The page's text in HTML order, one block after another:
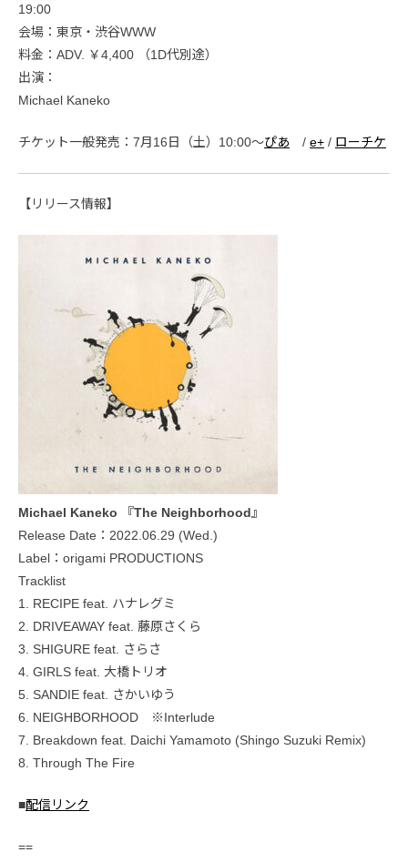
19:00
会場：東京・渋谷WWW
料金：ADV. ￥4,400 （1D代別途）
出演：
Michael Kaneko
チケット一般発売：7月16日（土）10:00〜ぴあ / e+ / ローチケ
【リリース情報】
Michael Kaneko 『The Neighborhood』
Release Date：2022.06.29 (Wed.)
Label：origami PRODUCTIONS
Tracklist
1. RECIPE feat. ハナレグミ
2. DRIVEAWAY feat. 藤原さくら
3. SHIGURE feat. さらさ
4. GIRLS feat. 大橋トリオ
5. SANDIE feat. さかいゆう
6. NEIGHBORHOOD ※Interlude
7. Breakdown feat. Daichi Yamamoto (Shingo Suzuki Remix)
8. Through The Fire
■配信リンク
==